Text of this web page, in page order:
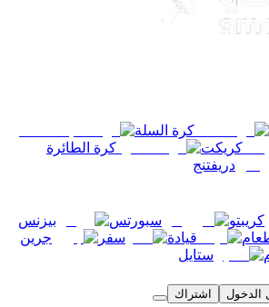
كرة السلة
كريكت
كرة الطائرة
دريفتنج
كريبتو سبورتس
بيزنس
قيادة سفر
جرين
ستايل
الدخول اشتراك